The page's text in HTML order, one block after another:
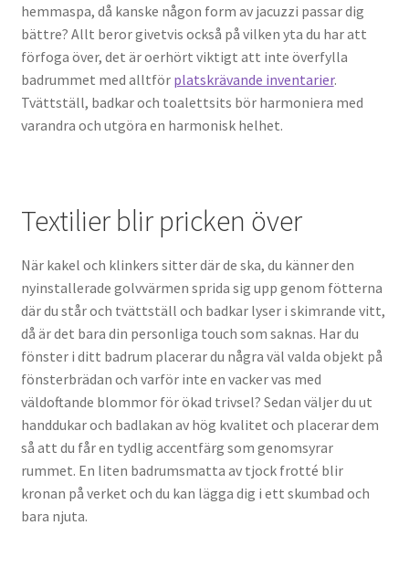
hemmaspa, då kanske någon form av jacuzzi passar dig
bättre? Allt beror givetvis också på vilken yta du har att
förfoga över, det är oerhört viktigt att inte överfylla
badrummet med alltför platskrävande inventarier.
Tvättställ, badkar och toalettsits bör harmoniera med
varandra och utgöra en harmonisk helhet.
Textilier blir pricken över
När kakel och klinkers sitter där de ska, du känner den
nyinstallerade golvvärmen sprida sig upp genom fötterna
där du står och tvättställ och badkar lyser i skimrande vitt,
då är det bara din personliga touch som saknas. Har du
fönster i ditt badrum placerar du några väl valda objekt på
fönsterbrädan och varför inte en vacker vas med
väldoftande blommor för ökad trivsel? Sedan väljer du ut
handdukar och badlakan av hög kvalitet och placerar dem
så att du får en tydlig accentfärg som genomsyrar
rummet. En liten badrumsmatta av tjock frotté blir
kronan på verket och du kan lägga dig i ett skumbad och
bara njuta.